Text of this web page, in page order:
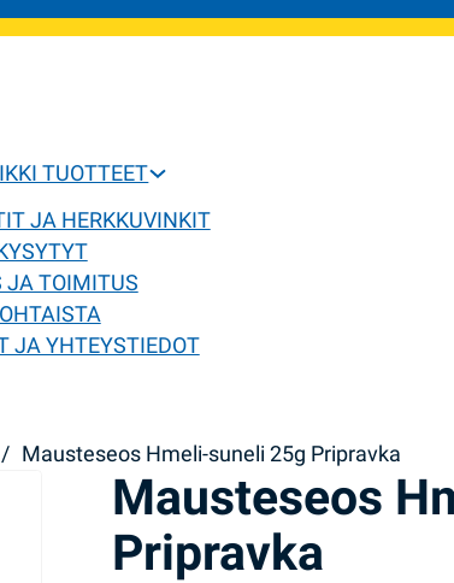
TUOTTEET
JA HERKKUVINKIT
JA TOIMITUS
JA YHTEYSTIEDOT
/ Mausteseos Hmeli-suneli 25g Pripravka
Mausteseos
Pripravka